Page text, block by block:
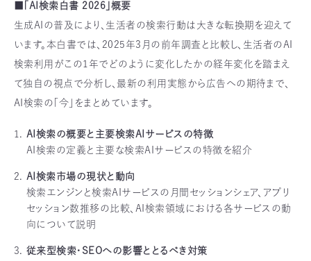
■「AI検索白書 2026」概要
生成AIの普及により、生活者の検索行動は大きな転換期を迎えて
います。本白書では、2025年3月の前年調査と比較し、生活者のAI
検索利用がこの1年でどのように変化したかの経年変化を踏まえ
て独自の視点で分析し、最新の利用実態から広告への期待まで、
AI検索の「今」をまとめています。
AI検索の概要と主要検索AIサービスの特徴
AI検索の定義と主要な検索AIサービスの特徴を紹介
AI検索市場の現状と動向
検索エンジンと検索AIサービスの月間セッションシェア、アプリ
セッション数推移の比較、AI検索領域における各サービスの動
向について説明
従来型検索・SEOへの影響ととるべき対策